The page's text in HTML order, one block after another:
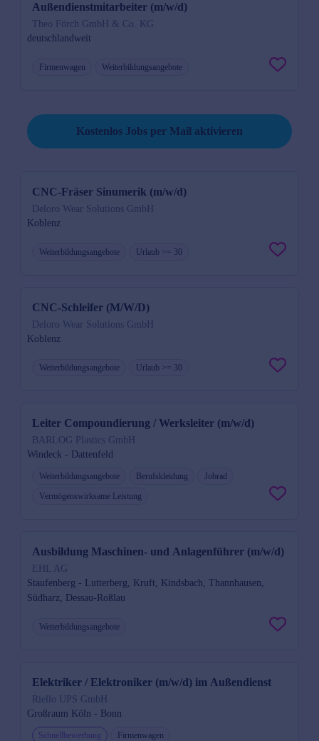
Außendienstmitarbeiter (m/w/d)
Theo Förch GmbH & Co. KG
deutschlandweit
Firmenwagen Weiterbildungsangebote
Kostenlos Jobs per Mail aktivieren
CNC-Fräser Sinumerik (m/w/d)
Deloro Wear Solutions GmbH
Koblenz
Weiterbildungsangebote Urlaub >= 30
CNC-Schleifer (M/W/D)
Deloro Wear Solutions GmbH
Koblenz
Weiterbildungsangebote Urlaub >= 30
Leiter Compoundierung / Werksleiter (m/w/d)
BARLOG Plastics GmbH
Windeck - Dattenfeld
Weiterbildungsangebote Berufskleidung
Jobrad
Vermögenswirksame Leistung
Ausbildung Maschinen- und Anlagenführer (m/w/d)
EHL AG
Staufenberg - Lutterberg, Kruft, Kindsbach, Thannhausen,
Südharz, Dessau-Roßlau
Weiterbildungsangebote
Elektriker / Elektroniker (m/w/d) im Außendienst
Riello UPS GmbH
Großraum Köln - Bonn
Schnellbewerbung
Firmenwagen